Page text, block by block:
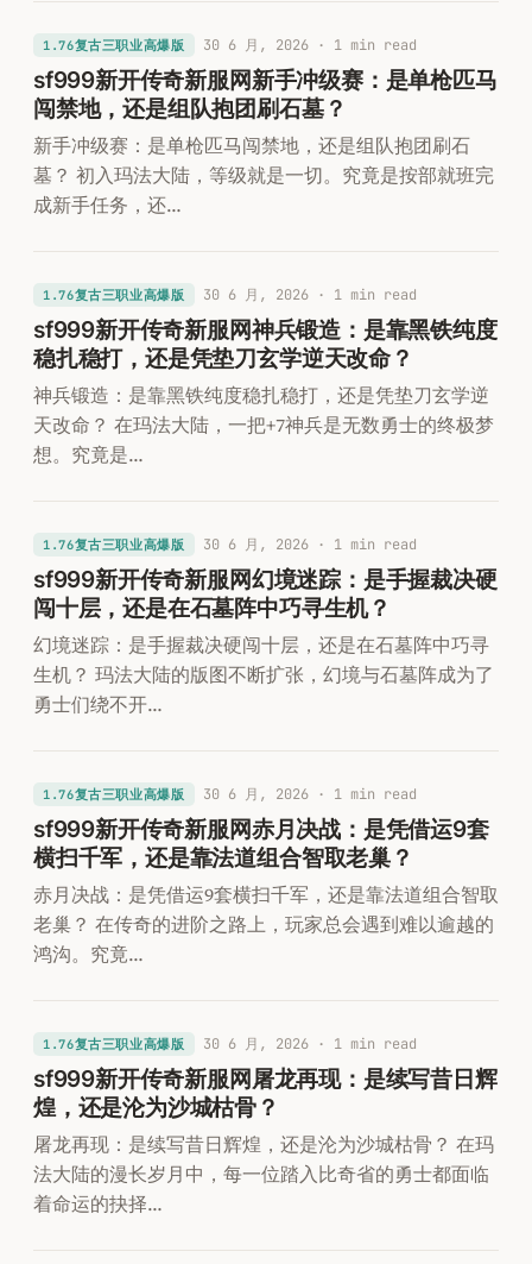
1.76复古三职业高爆版 30 6 月, 2026· 1 min read
sf999新开传奇新服网新手冲级赛：是单枪匹马
闯禁地，还是组队抱团刷石墓？
新手冲级赛：是单枪匹马闯禁地，还是组队抱团刷石
墓？ 初入玛法大陆，等级就是一切。究竟是按部就班完
成新手任务，还…
1.76复古三职业高爆版 30 6 月, 2026· 1 min read
sf999新开传奇新服网神兵锻造：是靠黑铁纯度
稳扎稳打，还是凭垫刀玄学逆天改命？
神兵锻造：是靠黑铁纯度稳扎稳打，还是凭垫刀玄学逆
天改命？ 在玛法大陆，一把+7神兵是无数勇士的终极梦
想。究竟是…
1.76复古三职业高爆版 30 6 月, 2026· 1 min read
sf999新开传奇新服网幻境迷踪：是手握裁决硬
闯十层，还是在石墓阵中巧寻生机？
幻境迷踪：是手握裁决硬闯十层，还是在石墓阵中巧寻
生机？ 玛法大陆的版图不断扩张，幻境与石墓阵成为了
勇士们绕不开…
1.76复古三职业高爆版 30 6 月, 2026· 1 min read
sf999新开传奇新服网赤月决战：是凭借运9套
横扫千军，还是靠法道组合智取老巢？
赤月决战：是凭借运9套横扫千军，还是靠法道组合智取
老巢？ 在传奇的进阶之路上，玩家总会遇到难以逾越的
鸿沟。究竟…
1.76复古三职业高爆版 30 6 月, 2026· 1 min read
sf999新开传奇新服网屠龙再现：是续写昔日辉
煌，还是沦为沙城枯骨？
屠龙再现：是续写昔日辉煌，还是沦为沙城枯骨？ 在玛
法大陆的漫长岁月中，每一位踏入比奇省的勇士都面临
着命运的抉择…